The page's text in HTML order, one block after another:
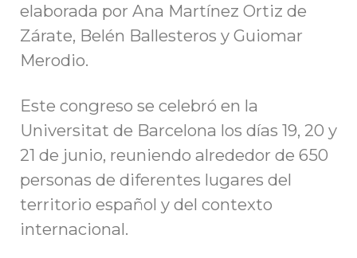
elaborada por Ana Martínez Ortiz de
Zárate, Belén Ballesteros y Guiomar
Merodio.
Este congreso se celebró en la
Universitat de Barcelona los días 19, 20 y
21 de junio, reuniendo alrededor de 650
personas de diferentes lugares del
territorio español y del contexto
internacional.